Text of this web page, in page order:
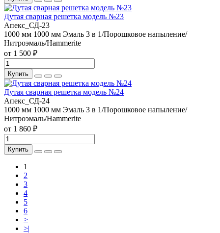
Дутая сварная решетка модель №23
Апекс_СД-23
1000 мм 1000 мм Эмаль 3 в 1/Порошковое напыление/
Нитроэмаль/Hammerite
от 1 500 ₽
Купить
Дутая сварная решетка модель №24
Апекс_СД-24
1000 мм 1000 мм Эмаль 3 в 1/Порошковое напыление/
Нитроэмаль/Hammerite
от 1 860 ₽
Купить
1
2
3
4
5
6
>
>|